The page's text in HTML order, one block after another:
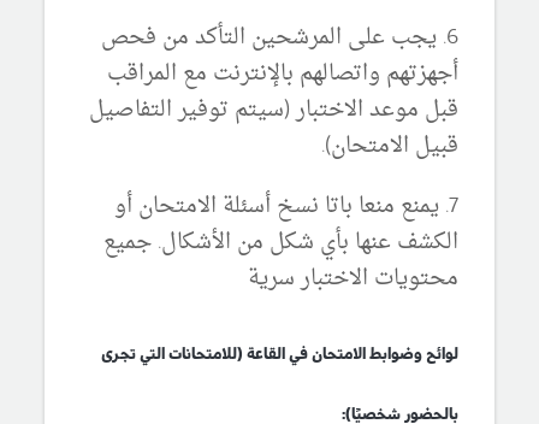
6. يجب على المرشحين التأكد من فحص
أجهزتهم واتصالهم بالإنترنت مع المراقب
قبل موعد الاختبار (سيتم توفير التفاصيل
قبيل الامتحان).
7. يمنع منعا باتا نسخ أسئلة الامتحان أو
الكشف عنها بأي شكل من الأشكال. جميع
محتويات الاختبار سرية
لوائح وضوابط الامتحان في القاعة (للامتحانات التي تجرى
بالحضور شخصيًا):